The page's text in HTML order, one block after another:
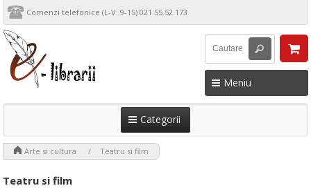
Comenzi telefonice (L-V: 9-15) 021.55.52.173
Meniu
Categorii
Arte si cultura Teatru si film
Teatru si film